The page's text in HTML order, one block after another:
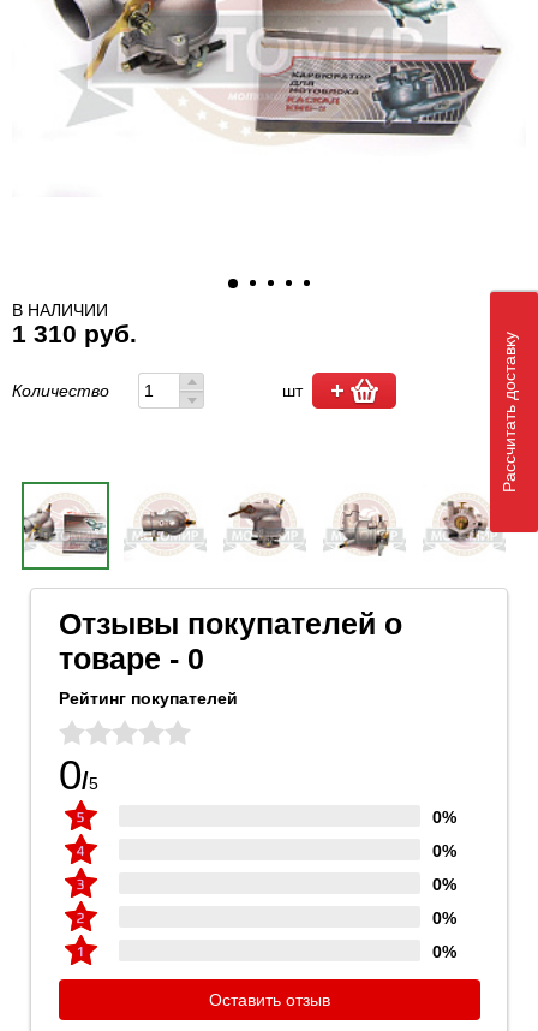
В НАЛИЧИИ
1 310 руб.
Количество шт
Отзывы покупателей о
товаре - 0
Рейтинг покупателей
0/5
0%
0%
0%
0%
0%
Оставить отзыв
Рассчитать доставку